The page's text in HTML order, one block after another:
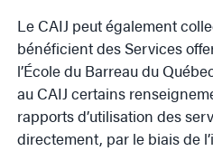
Le CAIJ peut également
bénéficient des Services
l’École du Barreau du
au CAIJ certains
rapports d’utilisation des
directement, par le biais de